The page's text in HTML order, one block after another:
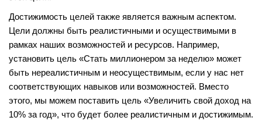
Достижимость целей также является важным аспектом.
Цели должны быть реалистичными и осуществимыми в
рамках наших возможностей и ресурсов. Например,
установить цель «Стать миллионером за неделю» может
быть нереалистичным и неосуществимым, если у нас нет
соответствующих навыков или возможностей. Вместо
этого, мы можем поставить цель «Увеличить свой доход на
10% за год», что будет более реалистичным и достижимым.